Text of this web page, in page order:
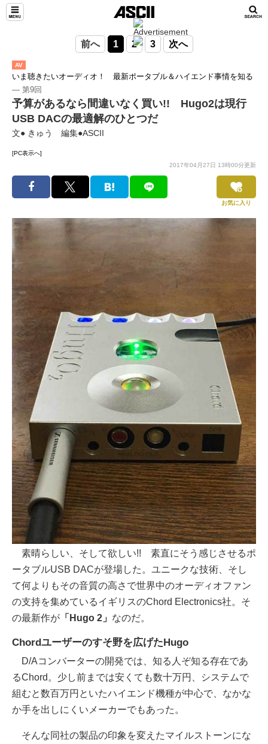
前へ 1 2 3 次へ
AV
いま聴きたいオーディオ！ 最新ポータブル＆ハイエンド事情を知る
― 第9回
予算があるなら間違いなく買い!! Hugo2は現行
USB DACの最適解のひとつだ
文● きゅう 編集●ASCII
[PC表示へ]
2017年04月27日 13時00分更新
お気に入り
素晴らしい、そして欲しい!! 素直にそう感じさせるポ
ータブルUSB DACが登場した。ユニークな技術、そし
て何よりもその音質の高さで世界中のオーディオファン
の支持を集めているイギリスのChord Electronics社。そ
の最新作が 「Hugo 2」 なのだ。
Chordユーザーのすそ野を広げたHugo
D/Aコンバーターの開発では、知る人ぞ知る存在であ
るChord。少し前までは安くても数十万円、システムで
組むと数百万円といたハイエンド機種が中心で、なかな
か手を出しにくいメーカーでもあった。
そんな同社の製品の印象を変えたマイルストーンにな